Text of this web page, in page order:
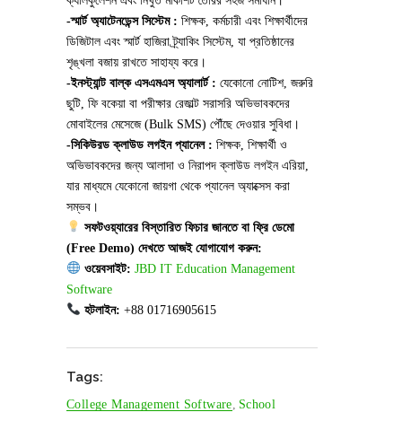
-স্মার্ট অ্যাটেনডেন্স সিস্টেম : শিক্ষক, কর্মচারী এবং শিক্ষার্থীদের
ডিজিটাল এবং স্মার্ট হাজিরা ট্র্যাকিং সিস্টেম, যা প্রতিষ্ঠানের
শৃঙ্খলা বজায় রাখতে সাহায্য করে।
-ইনস্ট্যান্ট বাল্ক এসএমএস অ্যালার্ট : যেকোনো নোটিশ, জরুরি
ছুটি, ফি বকেয়া বা পরীক্ষার রেজাল্ট সরাসরি অভিভাবকদের
মোবাইলের মেসেজে (Bulk SMS) পৌঁছে দেওয়ার সুবিধা।
-সিকিউরড ক্লাউড লগইন প্যানেল : শিক্ষক, শিক্ষার্থী ও
অভিভাবকদের জন্য আলাদা ও নিরাপদ ক্লাউড লগইন এরিয়া,
যার মাধ্যমে যেকোনো জায়গা থেকে প্যানেল অ্যাক্সেস করা
সম্ভব।
সফটওয়্যারের বিস্তারিত ফিচার জানতে বা ফ্রি ডেমো
(Free Demo) দেখতে আজই যোগাযোগ করুন:
ওয়েবসাইট: JBD IT Education Management
Software
হটলাইন: +88 01716905615
Tags:
College Management Software School